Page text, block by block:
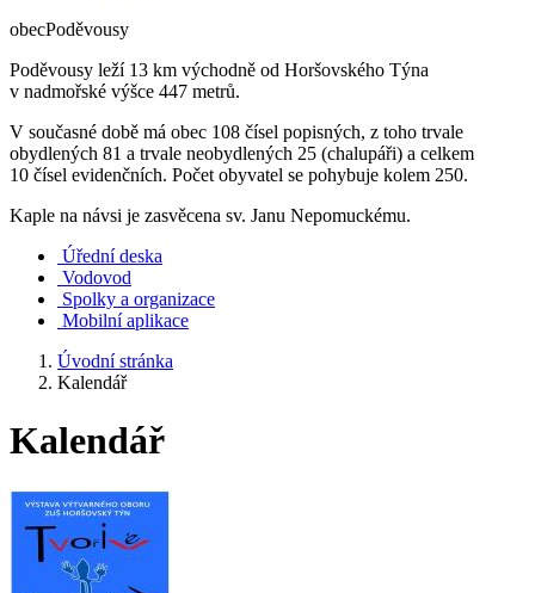
obecPoděvousy
Poděvousy leží 13 km východně od Horšovského Týna
v nadmořské výšce 447 metrů.
V současné době má obec 108 čísel popisných, z toho trvale
obydlených 81 a trvale neobydlených 25 (chalupáři) a celkem
10 čísel evidenčních. Počet obyvatel se pohybuje kolem 250.
Kaple na návsi je zasvěcena sv. Janu Nepomuckému.
Úřední deska
Vodovod
Spolky a organizace
Mobilní aplikace
Úvodní stránka
Kalendář
Kalendář